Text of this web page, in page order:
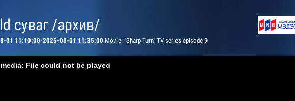
суваг /архив/
01 11:10:00-2025-08-01 11:35:00 Movie: "Sharp Turn" TV series episode 9
File could not be played